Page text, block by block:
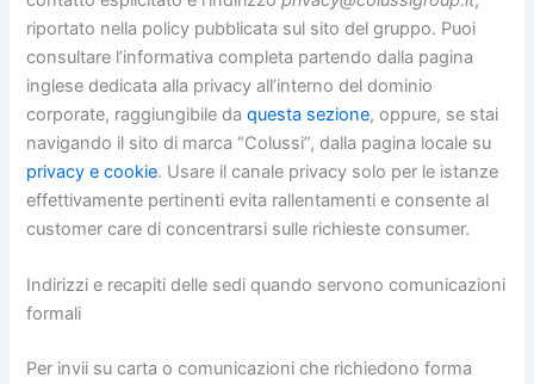
riportato nella policy pubblicata sul sito del gruppo. Puoi
consultare l’informativa completa partendo dalla pagina
inglese dedicata alla privacy all’interno del dominio
corporate, raggiungibile daquesta sezione, oppure, se stai
navigando il sito di marca “Colussi”, dalla pagina locale su
privacy e cookie. Usare il canale privacy solo per le istanze
effettivamente pertinenti evita rallentamenti e consente al
customer care di concentrarsi sulle richieste consumer.
Indirizzi e recapiti delle sedi quando servono comunicazioni
formali
Per invii su carta o comunicazioni che richiedono forma